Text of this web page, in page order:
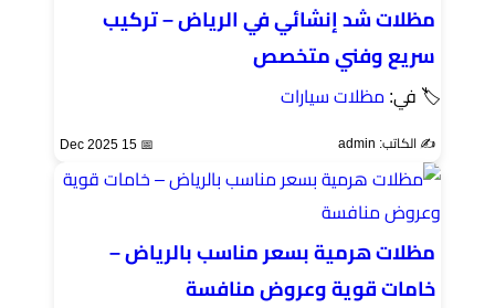
مظلات شد إنشائي في الرياض – تركيب
سريع وفني متخصص
🏷 في: مظلات سيارات
✍️ الكاتب: admin 📅 15 Dec 2025
مظلات هرمية بسعر مناسب بالرياض –
خامات قوية وعروض منافسة